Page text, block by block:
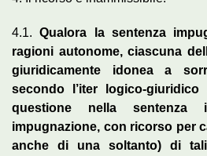
4.1.Qualora la sentenza
ragioni autonome, ciascuna
giuridicamente idonea a
secondo l’iter logico-
questione nella sentenza
impugnazione, con ricorso per
anche di una soltanto) di